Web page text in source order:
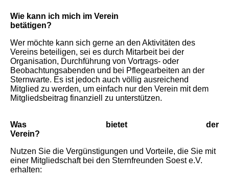
Wie kann ich mich im Verein
betätigen?
Wer möchte kann sich gerne an den Aktivitäten des
Vereins beteiligen, sei es durch Mitarbeit bei der
Organisation, Durchführung von Vortrags- oder
Beobachtungsabenden und bei Pflegearbeiten an der
Sternwarte. Es ist jedoch auch völlig ausreichend
Mitglied zu werden, um einfach nur den Verein mit dem
Mitgliedsbeitrag finanziell zu unterstützen.
Was bietet der
Nutzen Sie die Vergünstigungen und Vorteile, die Sie mit
einer Mitgliedschaft bei den Sternfreunden Soest e.V.